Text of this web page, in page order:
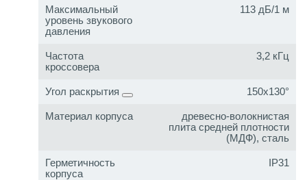
Максимальный
уровень звукового
давления
113 дБ/1 м
Частота
кроссовера
3,2 кГц
Угол раскрытия 150x130°
Материал корпуса
древесно-волокнистая
плита средней плотности
(МДФ), сталь
Герметичность
корпуса
IP31